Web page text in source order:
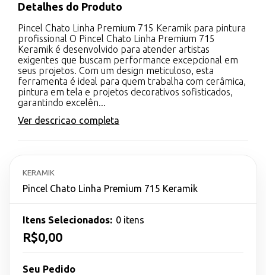
Detalhes do Produto
Pincel Chato Linha Premium 715 Keramik para pintura
profissional O Pincel Chato Linha Premium 715
Keramik é desenvolvido para atender artistas
exigentes que buscam performance excepcional em
seus projetos. Com um design meticuloso, esta
ferramenta é ideal para quem trabalha com cerâmica,
pintura em tela e projetos decorativos sofisticados,
garantindo excelên...
Ver descricao completa
KERAMIK
Pincel Chato Linha Premium 715 Keramik
Itens Selecionados: 0 itens
R$0,00
Seu Pedido